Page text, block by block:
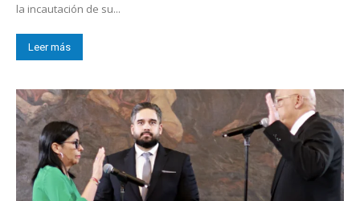
la incautación de su...
Leer más